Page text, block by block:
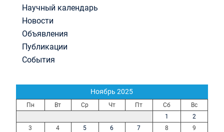
Научный календарь
Новости
Объявления
Публикации
События
Ноябрь 2025
Пн Вт Ср Чт Пт Сб
Вс
1
2
3
4 5 6 7 8
9